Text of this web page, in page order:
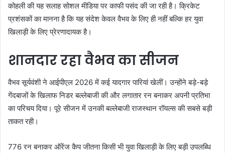
कोहली की यह सलाह सोशल मीडिया पर काफी पसंद की जा रही है। क्रिकेट
प्रशंसकों का मानना है कि यह संदेश केवल वैभव के लिए ही नहीं बल्कि हर युवा
खिलाड़ी के लिए प्रेरणादायक है।
शानदार रहा वैभव का सीजन
वैभव सूर्यवंशी ने आईपीएल 2026 में कई यादगार पारियां खेलीं। उन्होंने बड़े-बड़े
गेंदबाजों के खिलाफ निडर बल्लेबाजी की और लगातार रन बनाकर अपनी प्रतिभा
का परिचय दिया। पूरे सीजन में उनकी बल्लेबाजी राजस्थान रॉयल्स की सबसे बड़ी
ताकत रही।
776 रन बनाकर ऑरेंज कैप जीतना किसी भी युवा खिलाड़ी के लिए बड़ी उपलब्धि